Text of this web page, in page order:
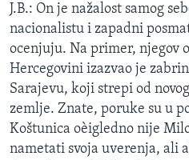
J.B.: On je nažalost samog
nacionalistu i zapadni
ocenjuju. Na primer, njegov
Hercegovini izazvao je
Sarajevu, koji strepi od
zemlje. Znate, poruke su u
Koštunica oèigledno nije
nametati svoja uverenja, ali